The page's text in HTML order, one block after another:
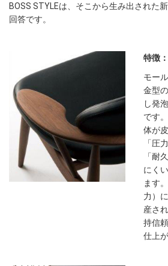
BOSS STYLEは、そこから生み出された
回答です。
特徴
モー
金型
し発
です
体が
「圧
「耐
にく
ます
力）
産さ
持信
仕上